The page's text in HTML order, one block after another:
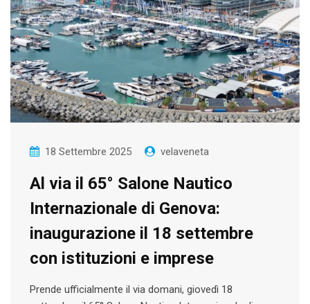
18 Settembre 2025 velaveneta
Al via il 65° Salone Nautico
Internazionale di Genova:
inaugurazione il 18 settembre
con istituzioni e imprese
Prende ufficialmente il via domani, giovedì 18